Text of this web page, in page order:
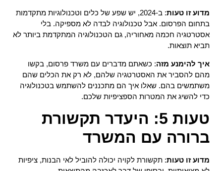
מדוע זו טעות
: ב-2024, יש שפע של כלים וטכנולוגיות מתקדמות
בתחום הפרסום. אבל טכנולוגיה לבדה לא מספיקה. בלי
אסטרטגיה חכמה מאחוריה, גם הטכנולוגיה המתקדמת ביותר לא
תביא תוצאות.
איך להימנע מזה: כשאתם מדברים עם משרד פרסום, בקשו
מהם להסביר את האסטרטגיה שלהם, לא רק את הכלים שהם
משתמשים בהם. שאלו איך הם מתכננים להשתמש בטכנולוגיה
כדי להשיג את המטרות הספציפיות שלכם.
טעות 5: היעדר תקשורת
ברורה עם המשרד
מדוע זו טעות: תקשורת לקויה יכולה להוביל לאי הבנות, ציפיות